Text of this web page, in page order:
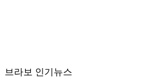
브라보 인기뉴스